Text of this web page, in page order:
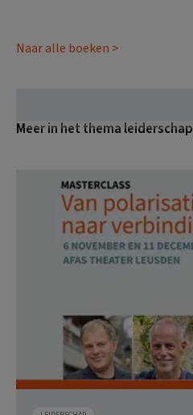
Naar alle boeken >
Meer in het thema leiderschap